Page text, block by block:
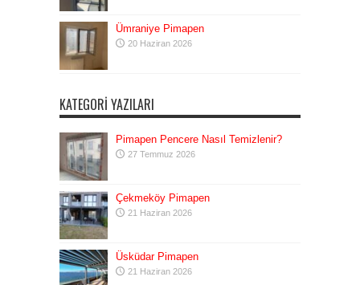
Ümraniye Pimapen
20 Haziran 2026
KATEGORI YAZILARI
Pimapen Pencere Nasıl Temizlenir?
27 Temmuz 2026
Çekmeköy Pimapen
21 Haziran 2026
Üsküdar Pimapen
21 Haziran 2026